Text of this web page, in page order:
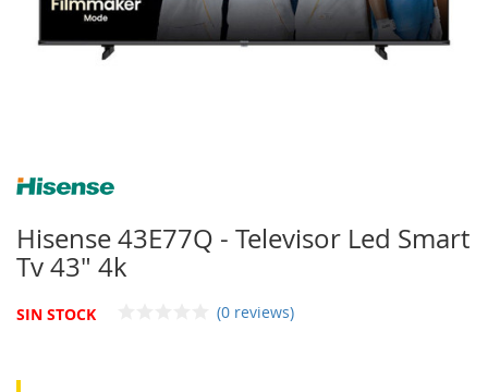
Hisense 43E77Q - Televisor Led Smart
Tv 43" 4k
SIN STOCK (0 reviews)
Saltar
al
de
la
de